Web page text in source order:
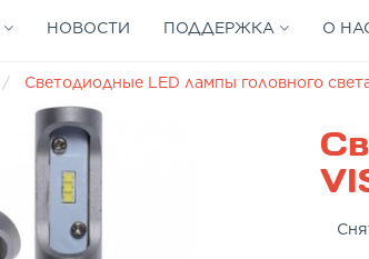
НОВОСТИ ПОДДЕРЖКА О
Cветодиодные LED лампы головного